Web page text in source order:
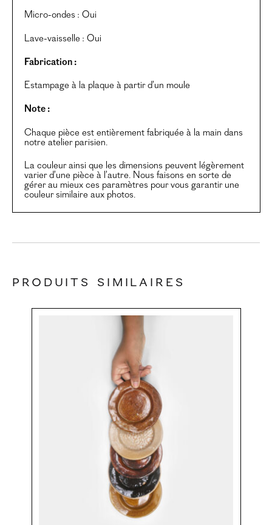
Micro-ondes : Oui
Lave-vaisselle : Oui
Fabrication :
Estampage à la plaque à partir d’un moule
Note :
Chaque pièce est entièrement fabriquée à la main dans
notre atelier parisien.
La couleur ainsi que les dimensions peuvent légèrement
varier d’une pièce à l’autre. Nous faisons en sorte de
gérer au mieux ces paramètres pour vous garantir une
couleur similaire aux photos.
Produits similaires